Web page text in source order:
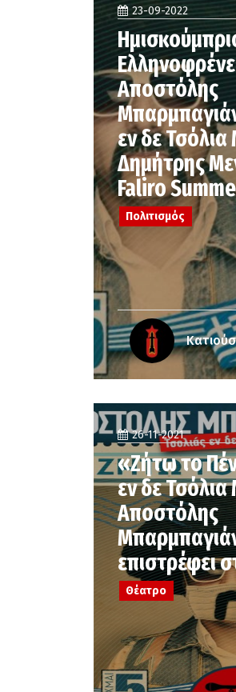
23-09-2022
Αποστόλης
εν δε
Δημήτρης
Faliro
Πολιτισμός
26-11-2021
«Ζήτω το
εν δε
Αποστόλης
επιστρέφει
Θέατρο